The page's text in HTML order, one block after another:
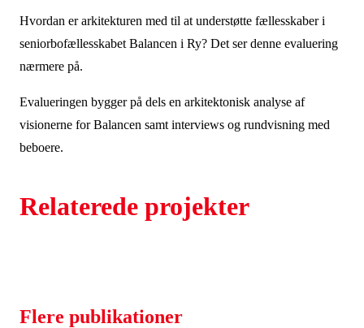
Hvordan er arkitekturen med til at understøtte fællesskaber i
seniorbofællesskabet Balancen i Ry? Det ser denne evaluering
nærmere på.
Evalueringen bygger på dels en arkitektonisk analyse af
visionerne for Balancen samt interviews og rundvisning med
beboere.
Relaterede projekter
Flere publikationer